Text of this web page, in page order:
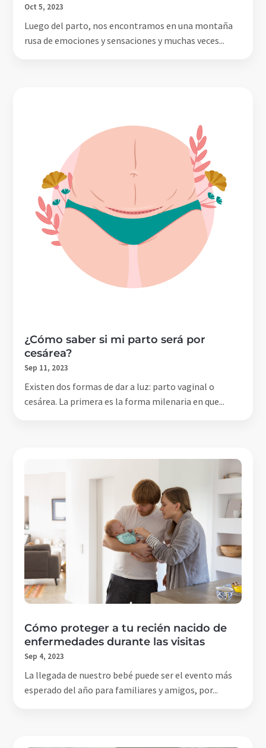
Oct 5, 2023
Luego del parto, nos encontramos en una montaña
rusa de emociones y sensaciones y muchas veces...
¿Cómo saber si mi parto será por
cesárea?
Sep 11, 2023
Existen dos formas de dar a luz: parto vaginal o
cesárea. La primera es la forma milenaria en que...
Cómo proteger a tu recién nacido de
enfermedades durante las visitas
Sep 4, 2023
La llegada de nuestro bebé puede ser el evento más
esperado del año para familiares y amigos, por...